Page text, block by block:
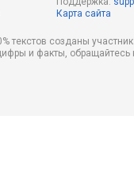
Карта сайта
текстов созданы
и факты,